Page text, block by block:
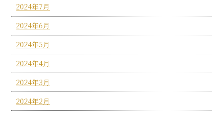
2024年7月
2024年6月
2024年5月
2024年4月
2024年3月
2024年2月